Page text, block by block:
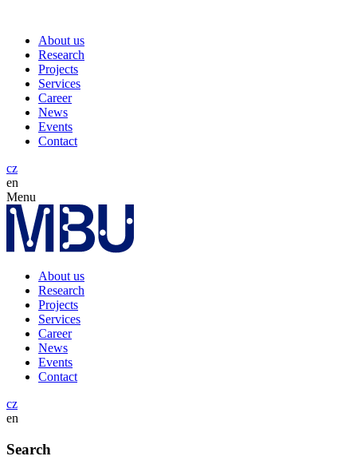
About us
Research
Projects
Services
Career
News
Events
Contact
cz
en
Menu
About us
Research
Projects
Services
Career
News
Events
Contact
cz
en
Search